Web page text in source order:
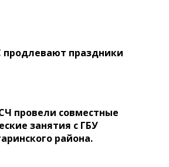
праздники
провели совместные
занятия с ГБУ
района.